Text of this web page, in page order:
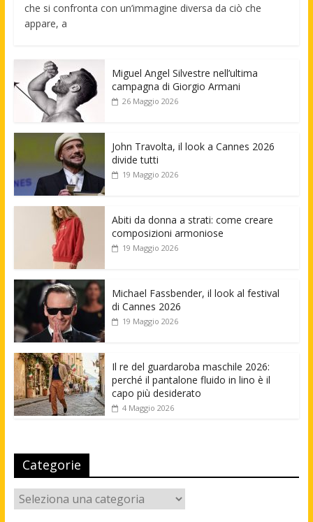
che si confronta con un’immagine diversa da ciò che
appare, a
Miguel Angel Silvestre nell’ultima
campagna di Giorgio Armani
26 Maggio 2026
John Travolta, il look a Cannes 2026
divide tutti
19 Maggio 2026
Abiti da donna a strati: come creare
composizioni armoniose
19 Maggio 2026
Michael Fassbender, il look al festival
di Cannes 2026
19 Maggio 2026
Il re del guardaroba maschile 2026:
perché il pantalone fluido in lino è il
capo più desiderato
4 Maggio 2026
Categorie
Categorie